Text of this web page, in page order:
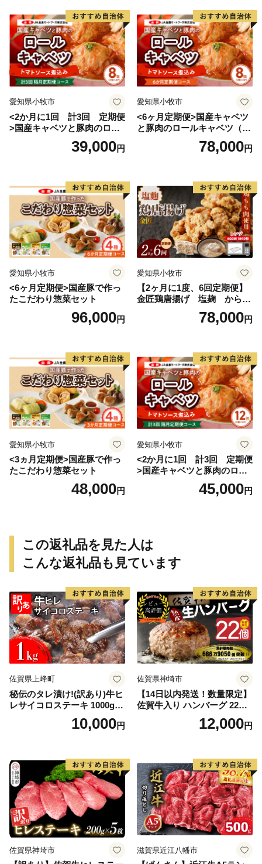
愛知県小牧市
<2か月に1回 計3回 定期便
>国産キャベツと豚肉のロー
ルキャベツ（4P入り）
39,000円
愛知県小牧市
<6ヶ月定期便>国産キャベツ
と豚肉のロールキャベツ（4P
78,000円
愛知県小牧市
<6ヶ月定期便>国産豚で作っ
たこだわり惣菜セット
96,000円
愛知県小牧市
【2ヶ月に1度、6回定期便】
金匠鶏唐揚げ 塩麹 からあ
78,000円
愛知県小牧市
<3ヵ月定期便>国産豚で作っ
たこだわり惣菜セット
48,000円
愛知県小牧市
<2か月に1回 計3回 定期便
>国産キャベツと豚肉のロー
ルキャベツ（6P入り）
45,000円
この返礼品を見た人は
こんな返礼品も見ています
佐賀県上峰町
秘伝のタレ漬け!(訳あり)牛ヒ
レサイコロステーキ 1000g
10,000円
佐賀県神埼市
【14日以内発送！数量限定】
佐賀牛入り ハンバーグ 22個
2.6kg(120g×22個)【佐賀牛
黒毛和牛 ブランド牛 九州 ハ
気】(H083106)
12,000円
佐賀県神埼市 滋賀県近江八幡市